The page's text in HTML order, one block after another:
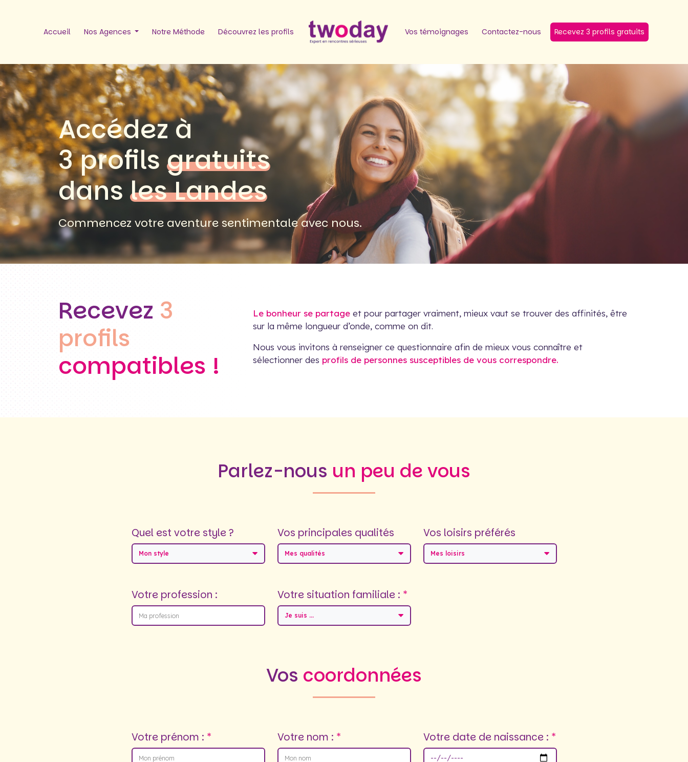
Accueil Nos Agences Notre Méthode Découvrez les profils Vos témoignages Contactez-nous Recevez 3 profils gratuits
Accédez à
3 profils gratuits
dans les Landes
Commencez votre aventure sentimentale avec nous.
Recevez 3
profils
compatibles !
Le bonheur se partage et pour partager vraiment, mieux vaut se trouver des affinités, être
sur la même longueur d’onde, comme on dit.
Nous vous invitons à renseigner ce questionnaire afin de mieux vous connaître et
sélectionner des profils de personnes susceptibles de vous correspondre.
Parlez-nous un peu de vous
Quel est votre style ?
Mon style
Vos principales qualités
Mes qualités
Vos loisirs préférés
Mes loisirs
Votre profession : Votre situation familiale :
Je suis ...
Vos coordonnées
Votre prénom : Votre nom : Votre date de naissance :